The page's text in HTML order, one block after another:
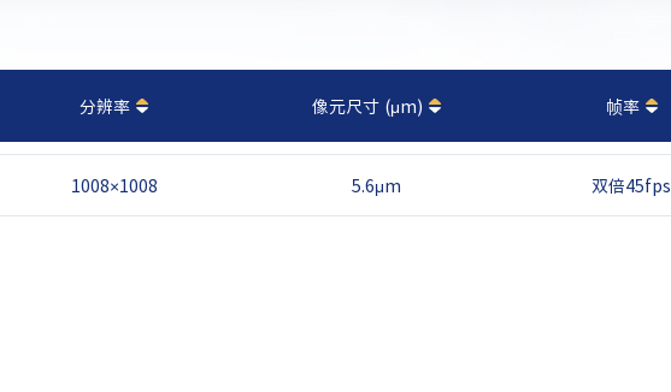
分辨率 像元尺寸 (μm) 帧率
1008×1008 5.6μm 双倍45fps